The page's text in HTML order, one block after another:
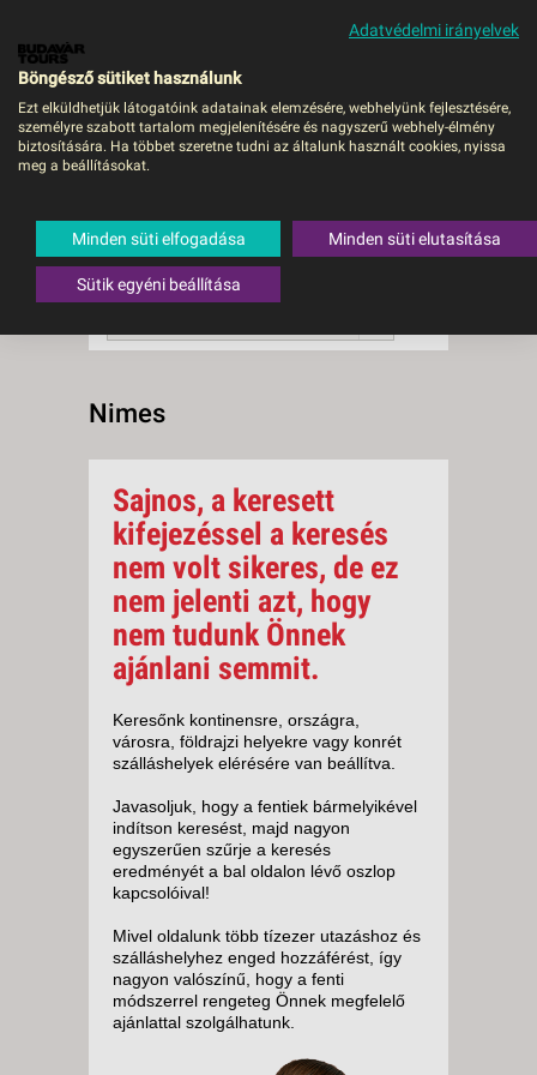
MENÜ
Nimes
megfelelő utazásttaláltunk.
A keresővel tovább szűkítheti a
találati listát!
RENDEZÉS:
Nimes
Sajnos, a keresett
kifejezéssel a keresés
nem volt sikeres, de ez
nem jelenti azt, hogy
nem tudunk Önnek
ajánlani semmit.
Keresőnk kontinensre, országra,
városra, földrajzi helyekre vagy konrét
szálláshelyek elérésére van beállítva.
Javasoljuk, hogy a fentiek bármelyikével
indítson keresést, majd nagyon
egyszerűen szűrje a keresés
eredményét a bal oldalon lévő oszlop
kapcsolóival!
Mivel oldalunk több tízezer utazáshoz és
szálláshelyhez enged hozzáférést, így
nagyon valószínű, hogy a fenti
módszerrel rengeteg Önnek megfelelő
ajánlattal szolgálhatunk.
Adatvédelmi irányelvek
Böngésző sütiket használunk
Ezt elküldhetjük látogatóink adatainak elemzésére, webhelyünk fejlesztésére,
személyre szabott tartalom megjelenítésére és nagyszerű webhely-élmény
biztosítására. Ha többet szeretne tudni az általunk használt cookies, nyissa
meg a beállításokat.
Minden süti elfogadása Minden süti elutasítása
Sütik egyéni beállítása